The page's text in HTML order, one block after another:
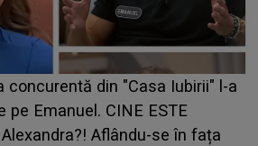
concurentă din "Casa Iubirii" l-a
pe Emanuel. CINE ESTE
Aflându-se în fața